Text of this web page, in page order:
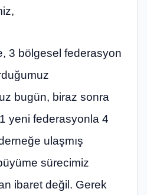
3 bölgesel federasyon
bugün, biraz sonra
yeni federasyonla 4
ulaşmış
sürecimiz
ibaret değil. Gerek